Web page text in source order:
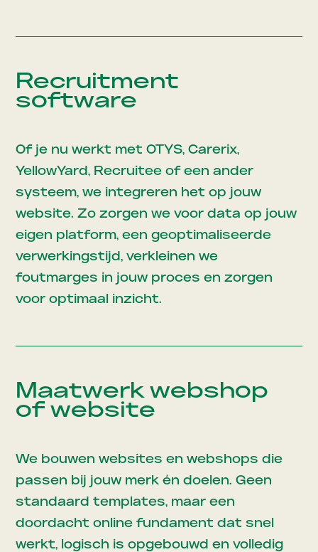
Recruitment
software
Of je nu werkt met OTYS, Carerix,
YellowYard, Recruitee of een ander
systeem, we integreren het op jouw
website. Zo zorgen we voor data op jouw
eigen platform, een geoptimaliseerde
verwerkingstijd, verkleinen we
foutmarges in jouw proces en zorgen
voor optimaal inzicht.
Maatwerk webshop
of website
We bouwen websites en webshops die
passen bij jouw merk én doelen. Geen
standaard templates, maar een
doordacht online fundament dat snel
werkt, logisch is opgebouwd en volledig